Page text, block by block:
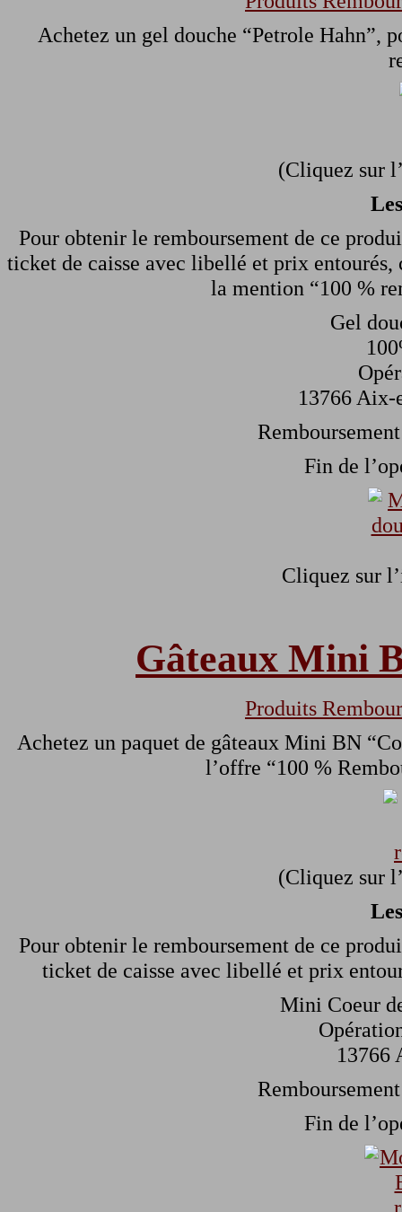
Achetez un gel douche “Petrole Hahn”,
(Cliquez sur
Pour obtenir le remboursement de ce
ticket de caisse avec libellé et prix
la mention “100 %
Gel
13766 Aix-
Fin de
Cliquez sur
Gâteaux Mini
Produits
Achetez un paquet de gâteaux Mini BN
l’offre “100 %
(Cliquez sur
Pour obtenir le remboursement de ce
ticket de caisse avec libellé et prix
Mini Coeur
13766
Fin de